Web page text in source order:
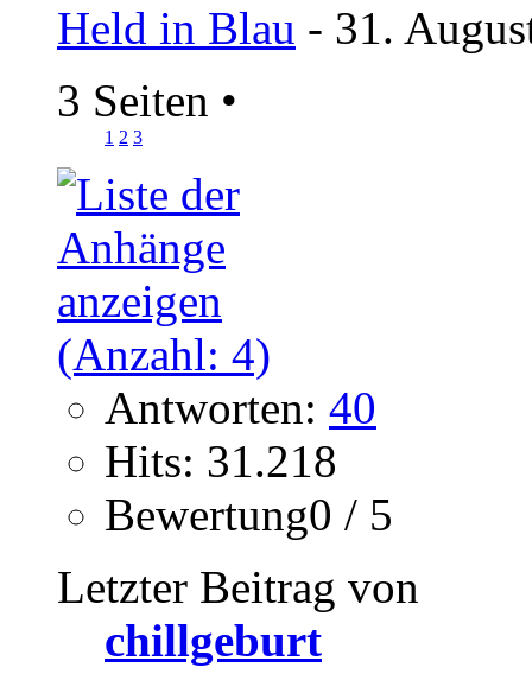
Held in Blau - 31.
3 Seiten •
1 2 3
Antworten: 40
Hits: 31.218
Bewertung0 / 5
Letzter Beitrag von
chillgeburt